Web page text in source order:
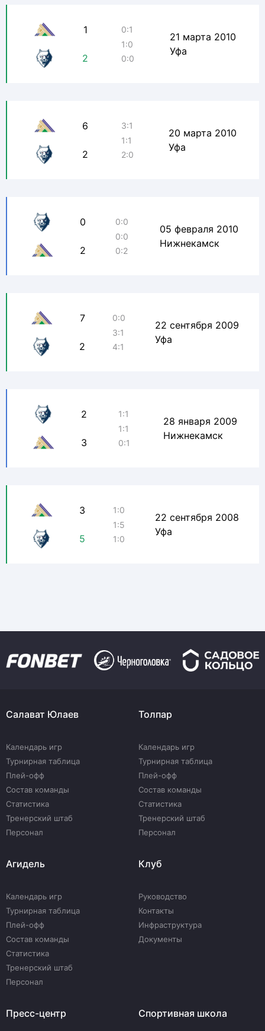
1
2
0:1
1:0
0:0
21 марта 2010
Уфа
6
2
3:1
1:1
2:0
20 марта 2010
Уфа
0
2
0:0
0:0
0:2
05 февраля 2010
Нижнекамск
7
2
0:0
3:1
4:1
22 сентября 2009
Уфа
2
3
1:1
1:1
0:1
28 января 2009
Нижнекамск
3
5
1:0
1:5
1:0
22 сентября 2008
Уфа
Салават Юлаев
Календарь игр
Турнирная таблица
Плей-офф
Состав команды
Статистика
Тренерский штаб
Персонал
Толпар
Календарь игр
Турнирная таблица
Плей-офф
Состав команды
Статистика
Тренерский штаб
Персонал
Агидель
Календарь игр
Турнирная таблица
Плей-офф
Состав команды
Статистика
Тренерский штаб
Персонал
Клуб
Руководство
Контакты
Инфраструктура
Документы
Пресс-центр Спортивная школа